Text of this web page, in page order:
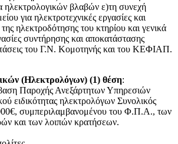
βλαβών ε)τη συνεχή
για ηλεκτροτεχνικές εργασίες και
ηλεκτροδότησης του κτηρίου και γενικά
συντήρησης και αποκατάστασης
του Γ.Ν. Κομοτηνής και του ΚΕΦΙΑΠ.
(Ηλεκτρολόγων) (1) θέση:
Παροχής Ανεξάρτητων Υπηρεσιών
ειδικότητας ηλεκτρολόγων Συνολικός
συμπεριλαμβανομένου του Φ.Π.Α., των
και των λοιπών κρατήσεων.